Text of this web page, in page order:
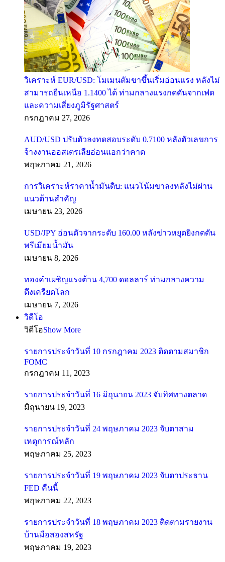
วิเคราะห์ EUR/USD: โมเมนตัมขาขึ้นเริ่มอ่อนแรง หลังไม่
สามารถยืนเหนือ 1.1400 ได้ ท่ามกลางแรงกดดันจากเฟด
และความเสี่ยงภูมิรัฐศาสตร์
กรกฎาคม 27, 2026
AUD/USD ปรับตัวลงทดสอบระดับ 0.7100 หลังตัวเลขการ
จ้างงานออสเตรเลียอ่อนแอกว่าคาด
พฤษภาคม 21, 2026
การวิเคราะห์ราคาน้ำมันดิบ: แนวโน้มขาลงหลังไม่ผ่าน
แนวต้านสำคัญ
เมษายน 23, 2026
USD/JPY อ่อนตัวจากระดับ 160.00 หลังข่าวหยุดยิงกดดัน
พรีเมียมน้ำมัน
เมษายน 8, 2026
ทองคำเผชิญแรงต้าน 4,700 ดอลลาร์ ท่ามกลางความ
ตึงเครียดโลก
เมษายน 7, 2026
วิดีโอ
วิดีโอShow More
รายการประจำวันที่ 10 กรกฎาคม 2023 ติดตามสมาชิก
FOMC
กรกฎาคม 11, 2023
รายการประจำวันที่ 16 มิถุนายน 2023 จับทิศทางตลาด
มิถุนายน 19, 2023
รายการประจำวันที่ 24 พฤษภาคม 2023 จับตาสาม
เหตุการณ์หลัก
พฤษภาคม 25, 2023
รายการประจำวันที่ 19 พฤษภาคม 2023 จับตาประธาน
FED คืนนี้
พฤษภาคม 22, 2023
รายการประจำวันที่ 18 พฤษภาคม 2023 ติดตามรายงาน
บ้านมือสองสหรัฐ
พฤษภาคม 19, 2023